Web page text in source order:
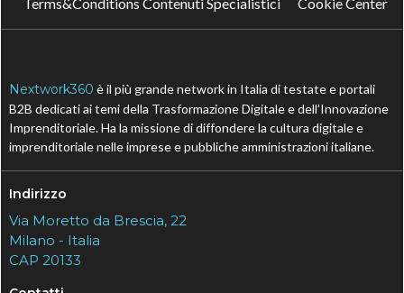
Nextwork360 è il più grande network in Italia di testate e portali
B2B dedicati ai temi della Trasformazione Digitale e dell’Innovazione
Imprenditoriale. Ha la missione di diffondere la cultura digitale e
imprenditoriale nelle imprese e pubbliche amministrazioni italiane.
Indirizzo
Via Moretto da Brescia, 22
Milano - Italia
CAP 20133